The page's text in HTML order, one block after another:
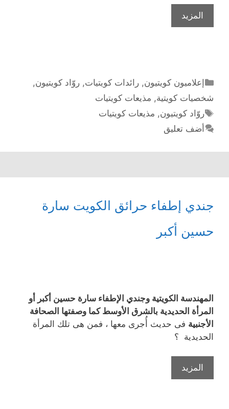
المزيد
الكويتية
التصنيفات
إعلاميون كويتيون, رائدات كويتيات, روّاد كويتيون,
شخصيات كويتية, مذيعات كويتيات
الوسوم
روّاد كويتيون, مذيعات كويتيات
أضف تعليق
جندي إطفاء حرائق الكويت سارة
حسين أكبر
المهندسة الكويتية وجندي الإطفاء سارة حسين أكبر أو
المرأة الحديدية بالشرق الأوسط كما وصفتها الصحافة
الأجنبية فى حديث أُجرى معها ، فمن هى تلك المرأة
الحديدية ؟
المزيد
إطفاء